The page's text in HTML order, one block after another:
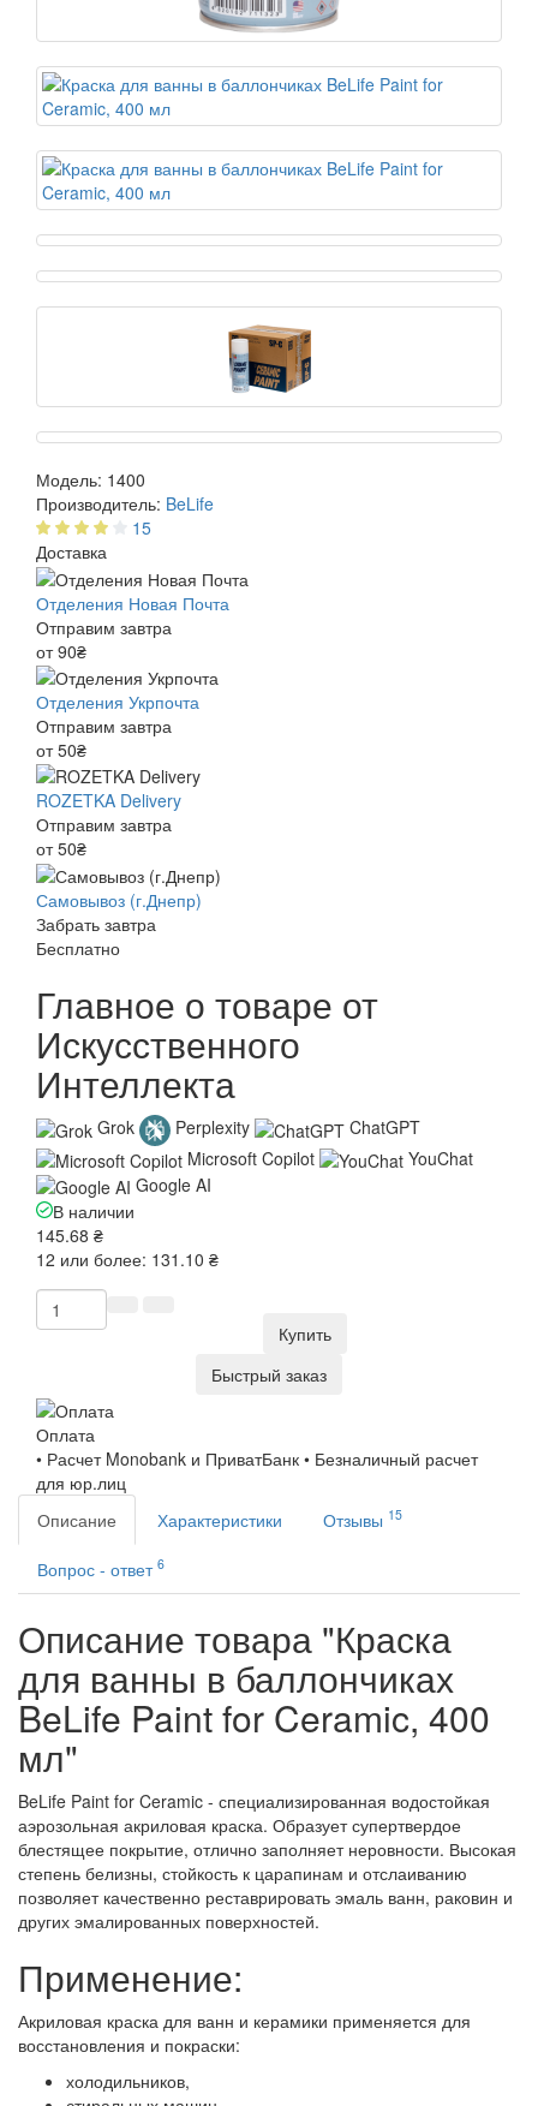
Модель: 1400
Производитель: BeLife
15
Доставка
Отделения Новая Почта
Отправим завтра
от 90₴
Отделения Укрпочта
Отправим завтра
от 50₴
ROZETKA Delivery
Отправим завтра
от 50₴
Самовывоз (г.Днепр)
Забрать завтра
Бесплатно
Главное о товаре от
Искусственного
Интеллекта
Grok Perplexity
ChatGPT
Microsoft Copilot
YouChat
Google AI
В наличии
145.68 ₴
12 или более: 131.10 ₴
Купить
Быстрый заказ
Оплата
• Расчет Monobank и ПриватБанк • Безналичный расчет
для юр.лиц
Описание
Характеристики Отзывы 15
Вопрос - ответ 6
Описание товара "Краска
для ванны в баллончиках
BeLife Paint for Ceramic, 400
мл"
BeLife Paint for Ceramic - специализированная водостойкая
аэрозольная акриловая краска. Образует супертвердое
блестящее покрытие, отлично заполняет неровности. Высокая
степень белизны, стойкость к царапинам и отслаиванию
позволяет качественно реставрировать эмаль ванн, раковин и
других эмалированных поверхностей.
Применение:
Акриловая краска для ванн и керамики применяется для
восстановления и покраски:
холодильников,